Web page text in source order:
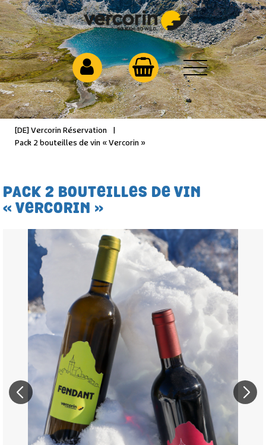
[DE] Vercorin Réservation
Pack 2 bouteilles de vin « Vercorin »
PACK 2 BOUTEILLES DE VIN
« VERCORIN »